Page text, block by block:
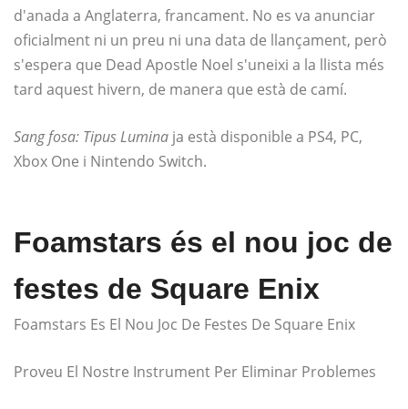
d'anada a Anglaterra, francament. No es va anunciar
oficialment ni un preu ni una data de llançament, però
s'espera que Dead Apostle Noel s'uneixi a la llista més
tard aquest hivern, de manera que està de camí.
Sang fosa: Tipus Lumina ja està disponible a PS4, PC,
Xbox One i Nintendo Switch.
Foamstars és el nou joc de
festes de Square Enix
Foamstars Es El Nou Joc De Festes De Square Enix
Proveu El Nostre Instrument Per Eliminar Problemes